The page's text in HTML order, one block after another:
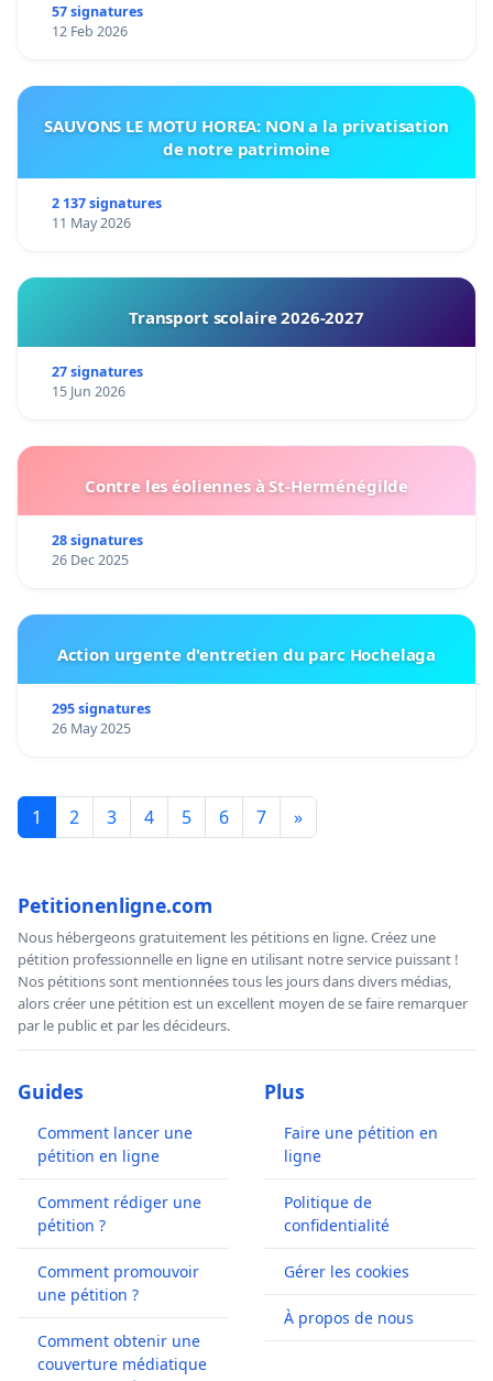
57 signatures
12 Feb 2026
SAUVONS LE MOTU HOREA: NON a la privatisation
de notre patrimoine
2 137 signatures
11 May 2026
Transport scolaire 2026-2027
27 signatures
15 Jun 2026
Contre les éoliennes à St-Herménégilde
28 signatures
26 Dec 2025
Action urgente d'entretien du parc Hochelaga
295 signatures
26 May 2025
1 2 3 4 5 6 7 »
Petitionenligne.com
Nous hébergeons gratuitement les pétitions en ligne. Créez une
pétition professionnelle en ligne en utilisant notre service puissant !
Nos pétitions sont mentionnées tous les jours dans divers médias,
alors créer une pétition est un excellent moyen de se faire remarquer
par le public et par les décideurs.
Guides
Comment lancer une
pétition en ligne
Comment rédiger une
pétition ?
Comment promouvoir
une pétition ?
Comment obtenir une
couverture médiatique
Plus
Faire une pétition en
ligne
Politique de
confidentialité
Gérer les cookies
À propos de nous